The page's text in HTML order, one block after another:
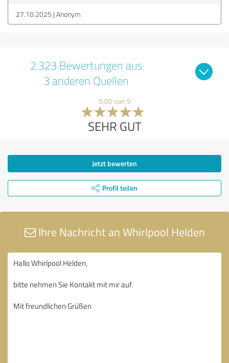
27.10.2025 Anonym
2.323 Bewertungen aus
3 anderen Quellen
5,00 von 5
SEHR GUT
Jetzt bewerten
Profil teilen
Ihre Nachricht an Whirlpool Helden